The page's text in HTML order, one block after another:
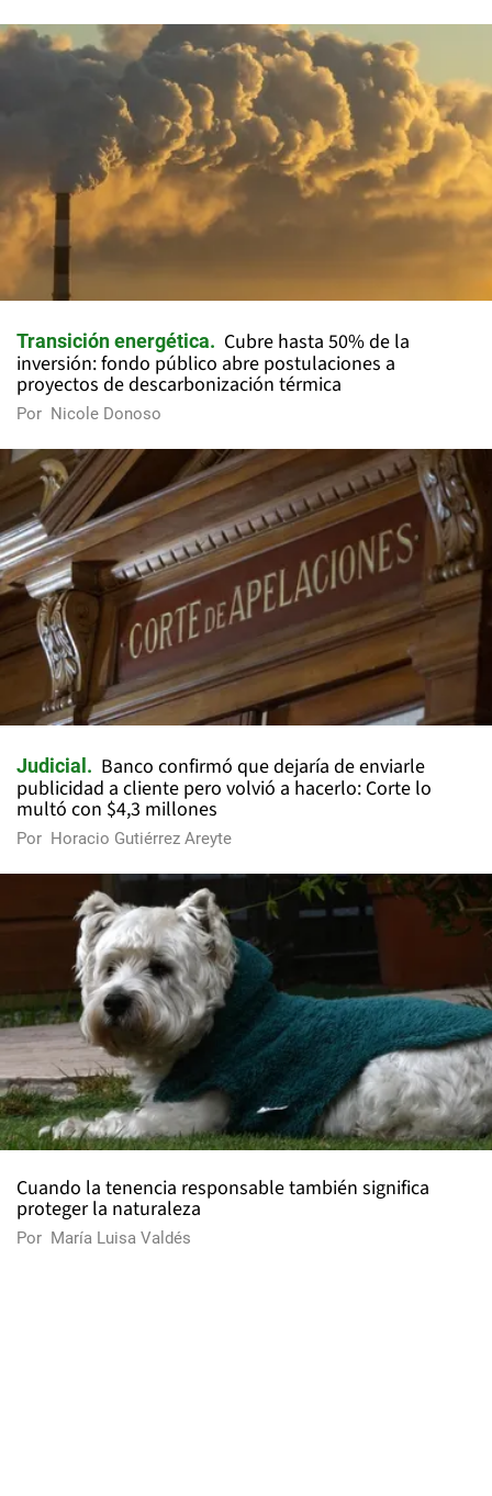
Transición energética
Cubre hasta 50% de la
inversión: fondo público abre postulaciones a
proyectos de descarbonización térmica
Por Nicole Donoso
Judicial
Banco confirmó que dejaría de enviarle
publicidad a cliente pero volvió a hacerlo: Corte lo
multó con $4,3 millones
Por Horacio Gutiérrez Areyte
Cuando la tenencia responsable también significa
proteger la naturaleza
Por María Luisa Valdés